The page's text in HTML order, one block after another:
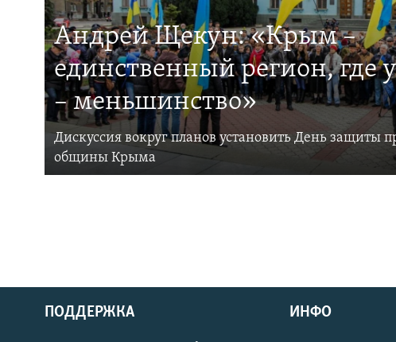
Андрей Щекун: «Крым –
единственный регион, где
– меньшинство»
Дискуссия вокруг планов установить День защиты
общины Крыма
ПОДДЕРЖКА ИНФО